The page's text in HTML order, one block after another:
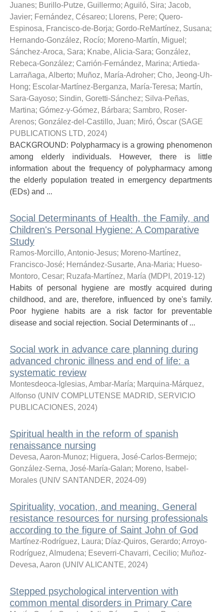
Juanes; Burillo-Putze, Guillermo; Aguiló, Sira; Jacob,
Javier; Fernández, Césareo; Llorens, Pere; Quero-
Espinosa, Francisco-de-Borja; Gordo-ReMartínez, Susana;
Hernando-González, Rocío; Moreno-Martín, Miguel ;
Sánchez-Aroca, Sara; Knabe, Alicia-Sara; González,
Rebeca-González; Carrión-Fernández, Marina; Artieda-
Larrañaga, Alberto; Muñoz, María-Adroher; Cho, Jeong-Uh-
Hong; Escolar-Martínez-Berganza, María-Teresa; Martín,
Sara-Gayoso; Sindin, Goretti-Sánchez; Silva-Peñas,
Martina; Gómez-y-Gómez, Bárbara; Sambro, Roser-
Arenos; González-del-Castillo, Juan; Miró, Óscar (SAGE
PUBLICATIONS LTD, 2024)
BACKGROUND: Polypharmacy is a growing phenomenon
among elderly individuals. However, there is little
information about the frequency of polypharmacy among
the elderly population treated in emergency departments
(EDs) and ...
Social Determinants of Health, the Family, and
Children's Personal Hygiene: A Comparative
Study
Ramos-Morcillo, Antonio-Jesus; Moreno-Martínez,
Francisco-José; Hernández-Susarte, Ana-Maria; Hueso-
Montoro, Cesar; Ruzafa-Martínez, María (MDPI , 2019-12)
Habits of personal hygiene are mostly acquired during
childhood, and are, therefore, influenced by one's family.
Poor hygiene habits are a risk factor for preventable
disease and social rejection. Social Determinants of ...
Social work in advance care planning during
advanced chronic illness and end of life: a
systematic review
Montesdeoca-Iglesias, Ambar-María; Marquina-Márquez,
Alfonso (UNIV COMPLUTENSE MADRID, SERVICIO
PUBLICACIONES, 2024)
Spiritual health in the reform of spanish
renaissance nursing
Devesa, Aaron-Munoz; Higuera, José-Carlos-Bermejo;
González-Serna, José-María-Galan; Moreno, Isabel-
Morales (UNIV SANTANDER, 2024-09)
Spirituality, vocation, and meaning. General
resistance resources for nursing professionals
according to the figure of Saint John of God
Martínez-Rodríguez, Laura; Díaz-Quiros, Gerardo; Arroyo-
Rodríguez, Almudena; Eseverri-Chavarri, Cecilio; Muñoz-
Devesa, Aaron (UNIV ALICANTE, 2024)
Stepped psychological intervention with
common mental disorders in Primary Care